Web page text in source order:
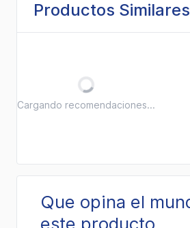
Productos Similares
Cargando recomendaciones...